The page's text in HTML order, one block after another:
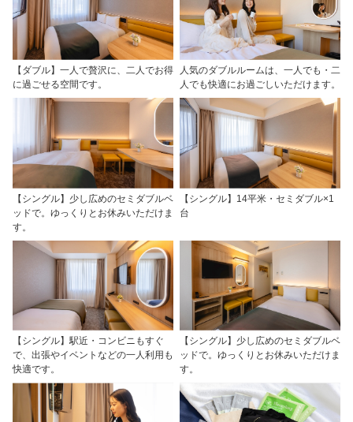
【ダブル】一人で贅沢に、二人でお得
に過ごせる空間です。
人気のダブルルームは、一人でも・二
人でも快適にお過ごしいただけます。
【シングル】少し広めのセミダブルベ
ッドで。ゆっくりとお休みいただけま
す。
【シングル】14平米・セミダブル×1
台
【シングル】駅近・コンビニもすぐ
で、出張やイベントなどの一人利用も
快適です。
【シングル】少し広めのセミダブルベ
ッドで。ゆっくりとお休みいただけま
す。